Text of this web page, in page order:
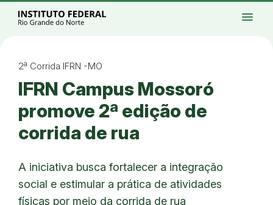
Ir para a página inicial
Ir para a busca
Ir para o rodapé
Alto contraste
Login da Área Administrativa
Acessibilidade
menu
2ª Corrida IFRN -MO
IFRN Campus Mossoró
promove 2ª edição de
corrida de rua
A iniciativa busca fortalecer a integração
social e estimular a prática de atividades
físicas por meio da corrida de rua